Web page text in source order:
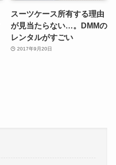
スーツケース所有する理由
が見当たらない…。DMMの
レンタルがすごい
2017年9月20日